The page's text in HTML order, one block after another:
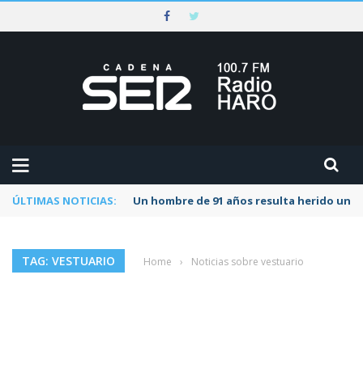
ÚLTIMAS NOTICIAS: Un hombre de 91 años resulta herido
TAG: VESTUARIO Home › Noticias sobre vestuario